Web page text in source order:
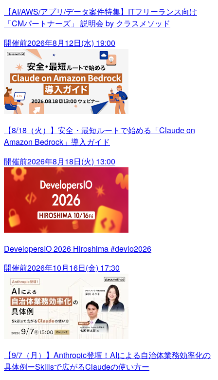
【AI/AWS/アプリ/データ案件特集】ITフリーランス向け
「CMパートナーズ」 説明会 by クラスメソッド
開催前2026年8月12日(水) 19:00
【8/18（火）】安全・最短ルートで始める「Claude on
Amazon Bedrock」導入ガイド
開催前2026年8月18日(火) 13:00
DevelopersIO 2026 Hiroshima #devio2026
開催前2026年10月16日(金) 17:30
【9/7（月）】Anthropic登壇！AIによる自治体業務効率化の
具体例ーSkillsで広がるClaudeの使い方ー